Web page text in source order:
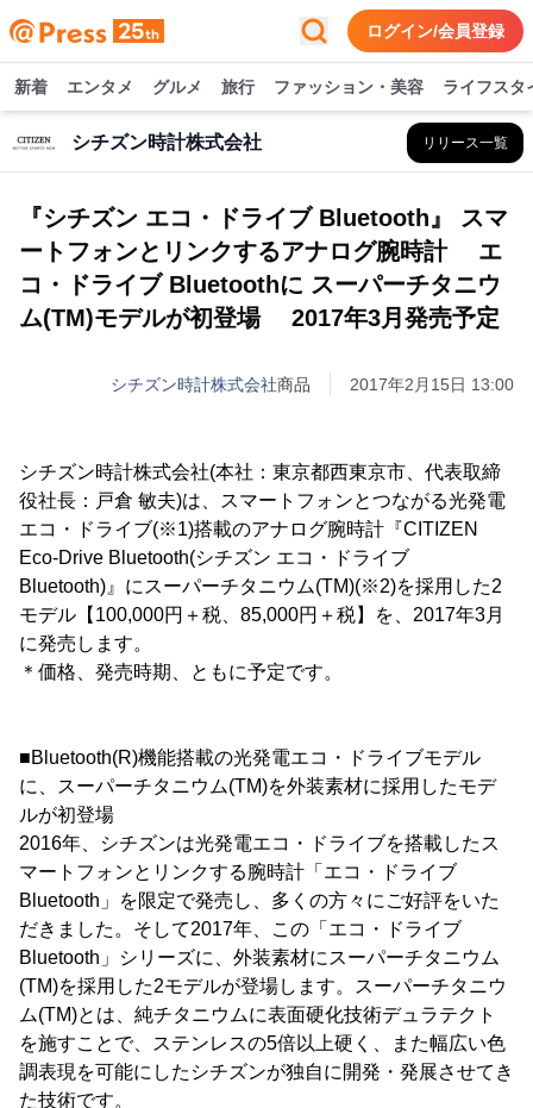
ログイン/会員登録
新着 エンタメ グルメ 旅行 ファッション・美容 ライフスタ
シチズン時計株式会社 リリース一覧
『シチズン エコ・ドライブ Bluetooth』 スマ
ートフォンとリンクするアナログ腕時計 エ
コ・ドライブ Bluetoothに スーパーチタニウ
ム(TM)モデルが初登場 2017年3月発売予定
シチズン時計株式会社商品 2017年2月15日 13:00
シチズン時計株式会社(本社：東京都西東京市、代表取締
役社長：戸倉 敏夫)は、スマートフォンとつながる光発電
エコ・ドライブ(※1)搭載のアナログ腕時計『CITIZEN
Eco-Drive Bluetooth(シチズン エコ・ドライブ
Bluetooth)』にスーパーチタニウム(TM)(※2)を採用した2
モデル【100,000円＋税、85,000円＋税】を、2017年3月
に発売します。
＊価格、発売時期、ともに予定です。
■Bluetooth(R)機能搭載の光発電エコ・ドライブモデル
に、スーパーチタニウム(TM)を外装素材に採用したモデ
ルが初登場
2016年、シチズンは光発電エコ・ドライブを搭載したス
マートフォンとリンクする腕時計「エコ・ドライブ
Bluetooth」を限定で発売し、多くの方々にご好評をいた
だきました。そして2017年、この「エコ・ドライブ
Bluetooth」シリーズに、外装素材にスーパーチタニウム
(TM)を採用した2モデルが登場します。スーパーチタニウ
ム(TM)とは、純チタニウムに表面硬化技術デュラテクト
を施すことで、ステンレスの5倍以上硬く、また幅広い色
調表現を可能にしたシチズンが独自に開発・発展させてき
た技術です。